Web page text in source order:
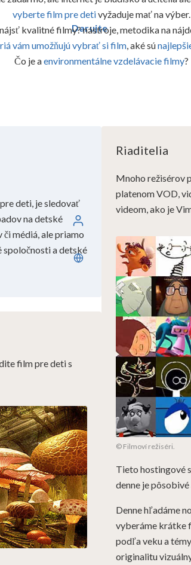
Darujte
Slovenčina
vyberte film pre detivyžaduje mať na výber.
kvalitné filmy? nástroje, metodika na
vám umožňujú vybrať si film,aké sú
Čo je aenvironmentálne vzdelávacie filmy?
deti, je sledovať
na detské
médiá, ale priamo
spoločnosti a detské
film pre deti s
Riaditelia
Mnoho režisérov
platenom VOD,
videom, ako je
© Filmoví režiséri.
Tieto hostingové
denne je
Denne hľadáme
vyberáme krátke
podľa veku a
originalitu